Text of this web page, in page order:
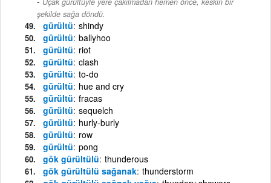
şekilde sağa döndü.
gürültü shindy
gürültü ballyhoo
gürültü riot
gürültü clash
gürültü to-do
gürültü hue and cry
gürültü fracas
gürültü sequelch
gürültü hurly-burly
gürültü row
gürültü pong
gök gürültülü thunderous
gök gürültülü sağanak thunderstorm